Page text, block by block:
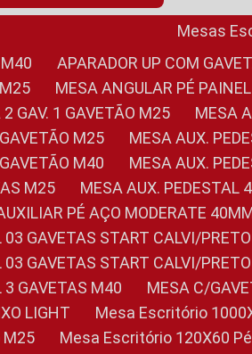
Mesas
M40 APARADOR UP COM
MESA ANGULAR PÉ
2 GAV. 1 GAVETÃO M25
GAVETÃO M25
MESA AUX.
GAVETÃO M40
MESA AUX.
M25
MESA AUX.
AUXILIAR PÉ AÇO MODERATE
03 GAVETAS START CALVI/PRETO
03 GAVETAS START CALVI/PRETO
3 GAVETAS M40
MESA C/
LIGHT
Mesa Escritório
M25
Mesa Escritório 120X60